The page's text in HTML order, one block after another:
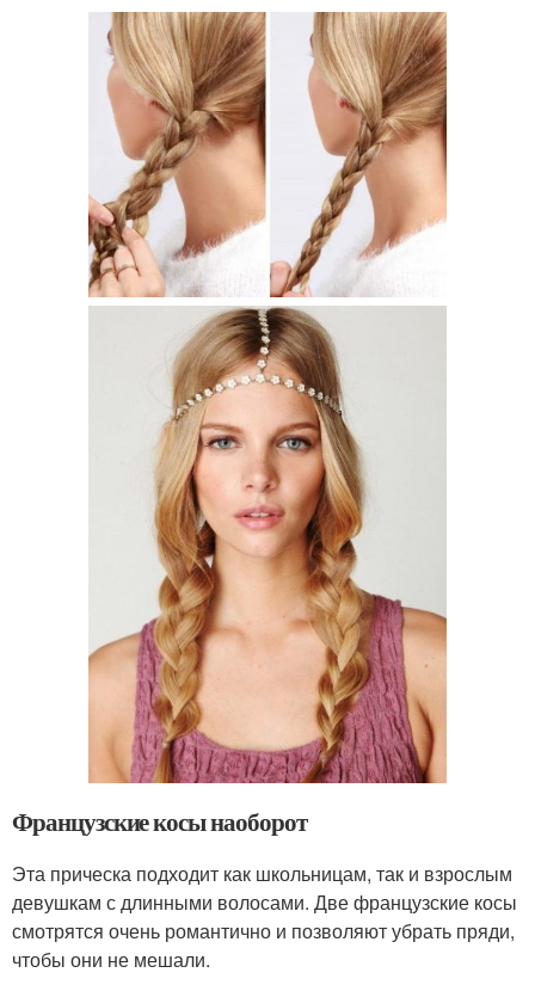
Французские косы наоборот
Эта прическа подходит как школьницам, так и взрослым
девушкам с длинными волосами. Две французские косы
смотрятся очень романтично и позволяют убрать пряди,
чтобы они не мешали.